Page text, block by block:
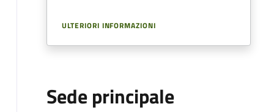
ULTERIORI INFORMAZIONI
Sede principale